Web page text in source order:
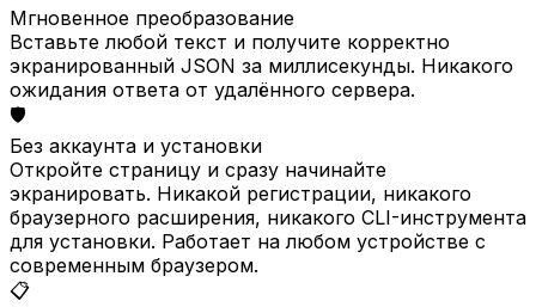
Мгновенное преобразование
Вставьте любой текст и получите корректно
экранированный JSON за миллисекунды. Никакого
ожидания ответа от удалённого сервера.
🛡️
Без аккаунта и установки
Откройте страницу и сразу начинайте
экранировать. Никакой регистрации, никакого
браузерного расширения, никакого CLI-инструмента
для установки. Работает на любом устройстве с
современным браузером.
📋